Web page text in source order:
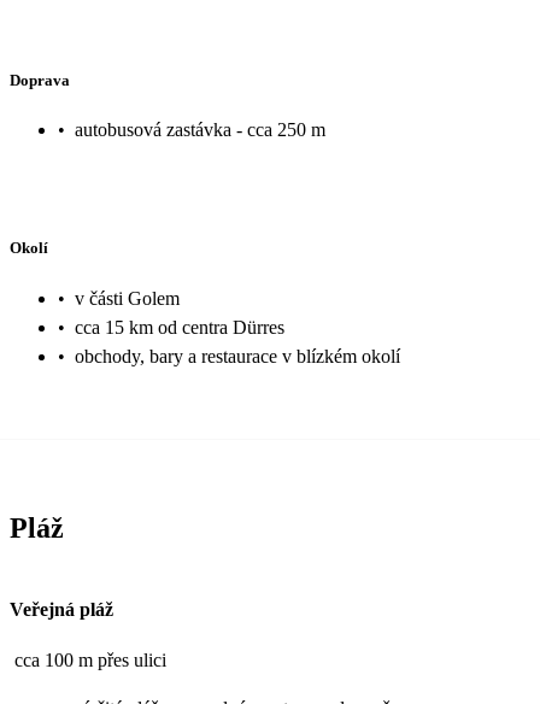
Doprava
• autobusová zastávka - cca 250 m
Okolí
• v části Golem
• cca 15 km od centra Dürres
• obchody, bary a restaurace v blízkém okolí
Pláž
Veřejná pláž
cca 100 m přes ulici